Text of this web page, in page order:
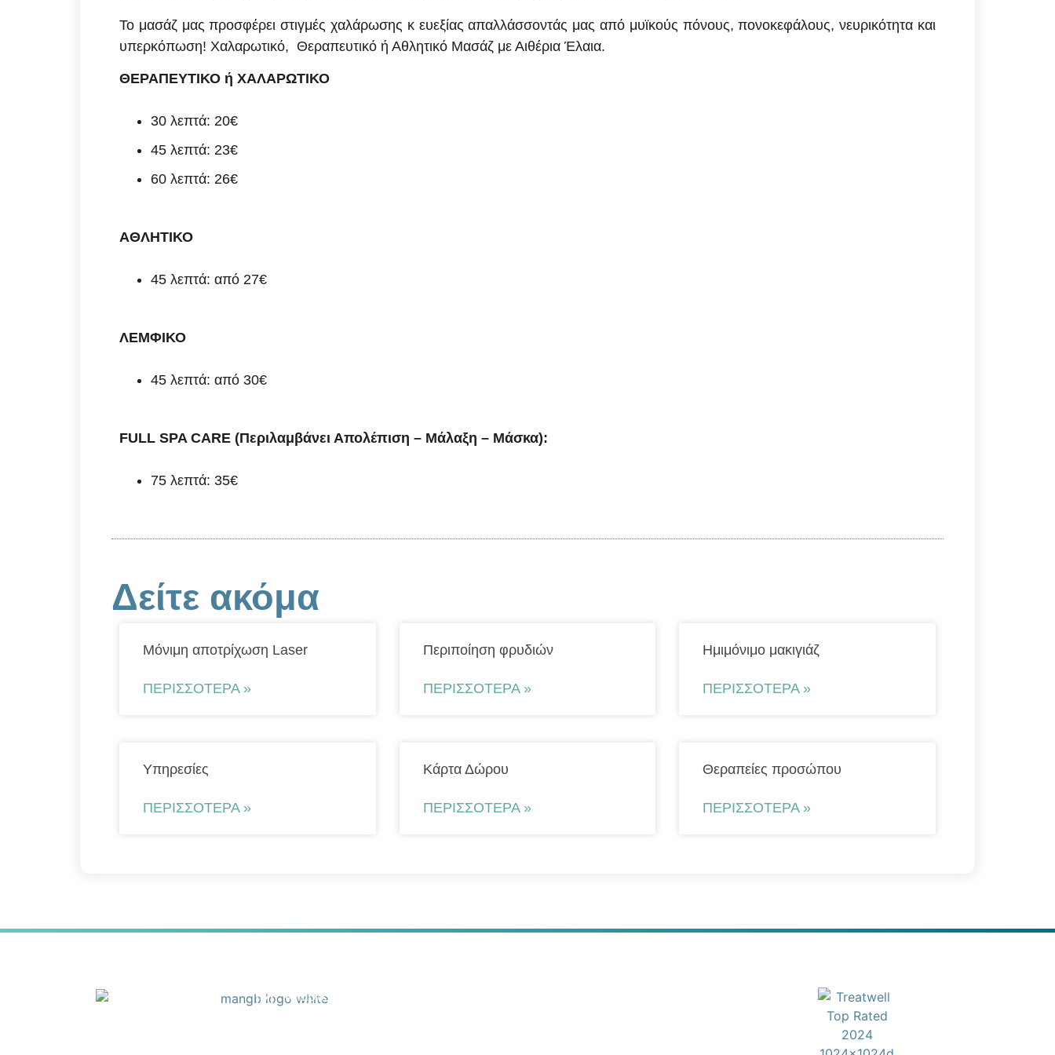
Το μασάζ μας προσφέρει στιγμές χαλάρωσης κ ευεξίας απαλλάσσοντάς μας από μυϊκούς πόνους, πονοκεφάλους, νευρικότητα και
υπερκόπωση! Χαλαρωτικό, Θεραπευτικό ή Αθλητικό Μασάζ με Αιθέρια Έλαια.
ΘΕΡΑΠΕΥΤΙΚΟ ή ΧΑΛΑΡΩΤΙΚΟ
30 λεπτά: 20€
45 λεπτά: 23€
60 λεπτά: 26€
ΑΘΛΗΤΙΚΟ
45 λεπτά: από 27€
ΛΕΜΦΙΚΟ
45 λεπτά: από 30€
FULL SPA CARE (Περιλαμβάνει Απολέπιση – Μάλαξη – Μάσκα):
75 λεπτά: 35€
Δείτε ακόμα
Μόνιμη αποτρίχωση Laser
ΠΕΡΙΣΣΌΤΕΡΑ »
Περιποίηση φρυδιών
ΠΕΡΙΣΣΌΤΕΡΑ »
Ημιμόνιμο μακιγιάζ
ΠΕΡΙΣΣΌΤΕΡΑ »
Υπηρεσίες
ΠΕΡΙΣΣΌΤΕΡΑ »
Κάρτα Δώρου
ΠΕΡΙΣΣΌΤΕΡΑ »
Θεραπείες προσώπου
ΠΕΡΙΣΣΌΤΕΡΑ »
Κλείστε το ραντεβού σας online